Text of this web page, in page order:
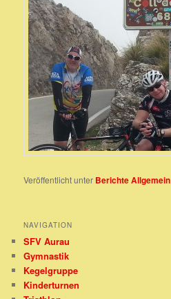
Veröffentlicht unter Berichte Allgemein
NAVIGATION
SFV Aurau
Gymnastik
Kegelgruppe
Kinderturnen